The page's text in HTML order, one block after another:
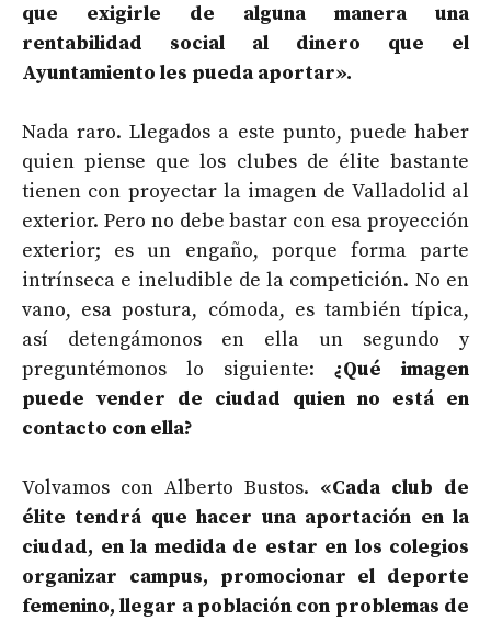
que exigirle de alguna manera una
rentabilidad social al dinero que el
Ayuntamiento les pueda aportar».
Nada raro. Llegados a este punto, puede haber
quien piense que los clubes de élite bastante
tienen con proyectar la imagen de Valladolid al
exterior. Pero no debe bastar con esa proyección
exterior; es un engaño, porque forma parte
intrínseca e ineludible de la competición. No en
vano, esa postura, cómoda, es también típica,
así detengámonos en ella un segundo y
preguntémonos lo siguiente: ¿Qué imagen
puede vender de ciudad quien no está en
contacto con ella?
Volvamos con Alberto Bustos. «Cada club de
élite tendrá que hacer una aportación en la
ciudad, en la medida de estar en los colegios
organizar campus, promocionar el deporte
femenino, llegar a población con problemas de